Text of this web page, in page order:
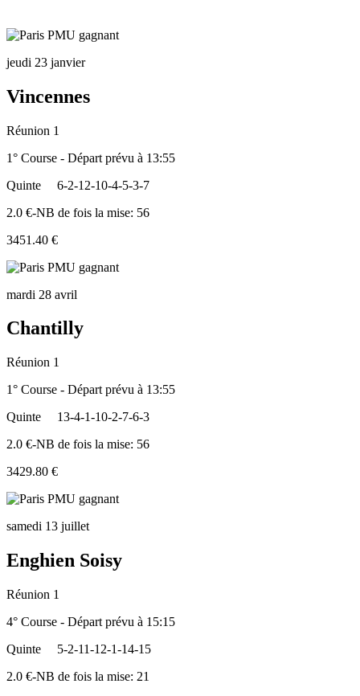
jeudi 23 janvier
Vincennes
Réunion 1
1° Course - Départ prévu à 13:55
Quinte
6-2-12-10-4-5-3-7
2.0 €-NB de fois la mise: 56
3451.40 €
mardi 28 avril
Chantilly
Réunion 1
1° Course - Départ prévu à 13:55
Quinte
13-4-1-10-2-7-6-3
2.0 €-NB de fois la mise: 56
3429.80 €
samedi 13 juillet
Enghien Soisy
Réunion 1
4° Course - Départ prévu à 15:15
Quinte
5-2-11-12-1-14-15
2.0 €-NB de fois la mise: 21